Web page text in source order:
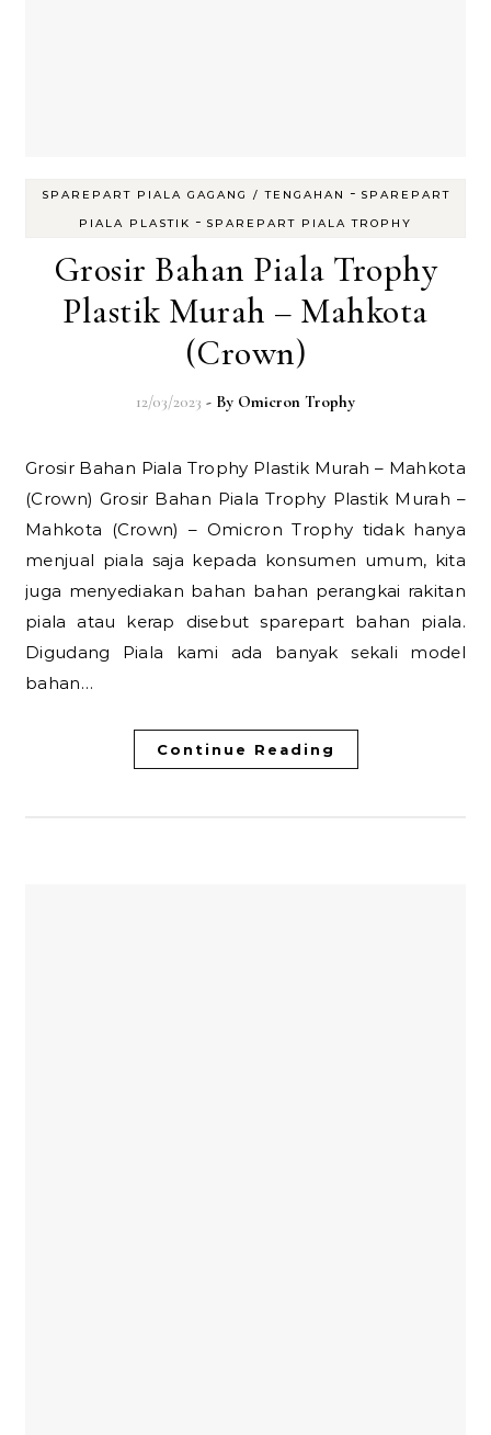
SPAREPART PIALA GAGANG / TENGAHAN - SPAREPART
PIALA PLASTIK - SPAREPART PIALA TROPHY
Grosir Bahan Piala Trophy
Plastik Murah – Mahkota
(Crown)
12/03/2023 - By Omicron Trophy
Grosir Bahan Piala Trophy Plastik Murah – Mahkota
(Crown) Grosir Bahan Piala Trophy Plastik Murah –
Mahkota (Crown) – Omicron Trophy tidak hanya
menjual piala saja kepada konsumen umum, kita
juga menyediakan bahan bahan perangkai rakitan
piala atau kerap disebut sparepart bahan piala.
Digudang Piala kami ada banyak sekali model
bahan…
Continue Reading